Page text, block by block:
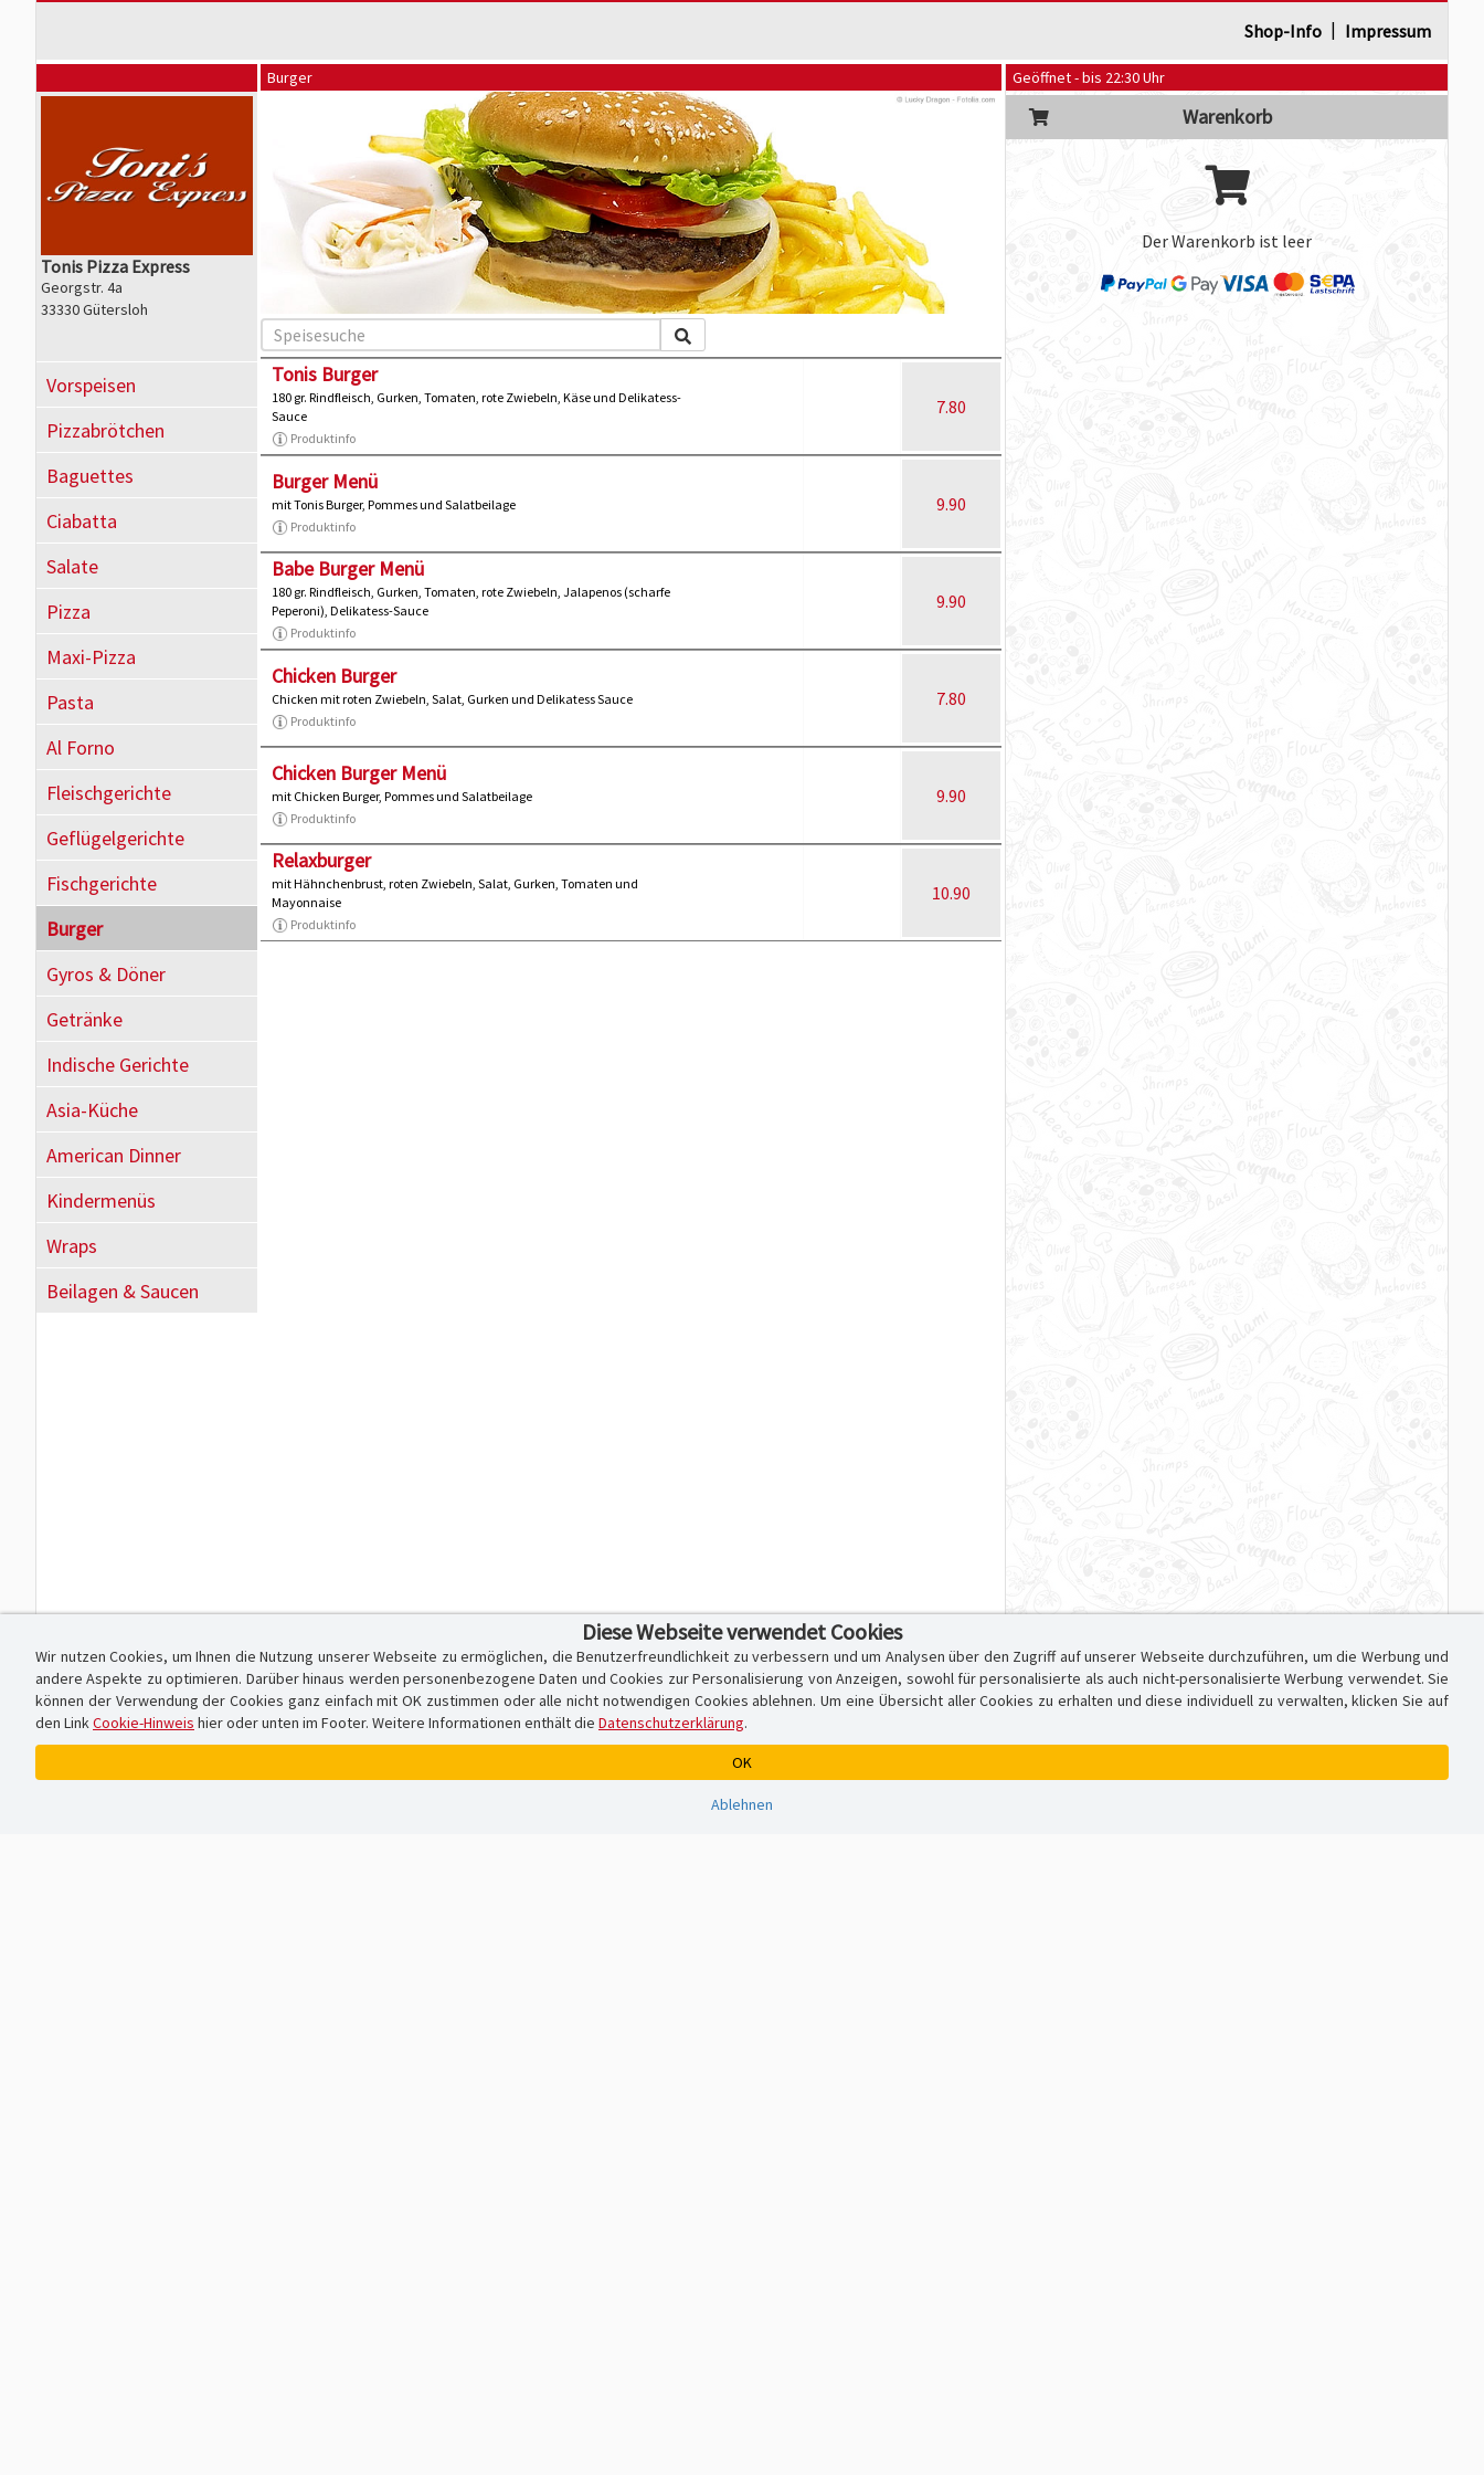
Shop-Info | Impressum
Geöffnet - bis 22:30 Uhr
Warenkorb
Der Warenkorb ist leer
Tonis Pizza Express
Georgstr. 4a
33330 Gütersloh
Vorspeisen
Pizzabrötchen
Baguettes
Ciabatta
Salate
Pizza
Maxi-Pizza
Pasta
Al Forno
Fleischgerichte
Geflügelgerichte
Fischgerichte
Burger
Gyros & Döner
Getränke
Indische Gerichte
Asia-Küche
American Dinner
Kindermenüs
Wraps
Beilagen & Saucen
Burger
Tonis Burger
180 gr. Rindfleisch, Gurken, Tomaten, rote Zwiebeln, Käse und Delikatess-
Sauce
Produktinfo
7.80
Burger Menü
mit Tonis Burger, Pommes und Salatbeilage
Produktinfo
9.90
Babe Burger Menü
180 gr. Rindfleisch, Gurken, Tomaten, rote Zwiebeln, Jalapenos (scharfe
Peperoni), Delikatess-Sauce
Produktinfo
9.90
Chicken Burger
Chicken mit roten Zwiebeln, Salat, Gurken und Delikatess Sauce
Produktinfo
7.80
Chicken Burger Menü
mit Chicken Burger, Pommes und Salatbeilage
Produktinfo
9.90
Relaxburger
mit Hähnchenbrust, roten Zwiebeln, Salat, Gurken, Tomaten und
Mayonnaise
Produktinfo
10.90
Diese Webseite verwendet Cookies
Wir nutzen Cookies, um Ihnen die Nutzung unserer Webseite zu ermöglichen, die Benutzerfreundlichkeit zu verbessern und um Analysen über den Zugriff auf unserer Webseite durchzuführen, um die Werbung und
andere Aspekte zu optimieren. Darüber hinaus werden personenbezogene Daten und Cookies zur Personalisierung von Anzeigen, sowohl für personalisierte als auch nicht-personalisierte Werbung verwendet. Sie
können der Verwendung der Cookies ganz einfach mit OK zustimmen oder alle nicht notwendigen Cookies ablehnen. Um eine Übersicht aller Cookies zu erhalten und diese individuell zu verwalten, klicken Sie auf
den LinkCookie-Hinweis hier oder unten im Footer. Weitere Informationen enthält die Datenschutzerklärung.
OK
Ablehnen